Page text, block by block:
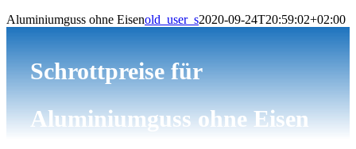
Aluminiumguss ohne Eisenold_user_s2020-09-24T20:59:02+02:00
Schrottpreise für
Aluminiumguss ohne Eisen